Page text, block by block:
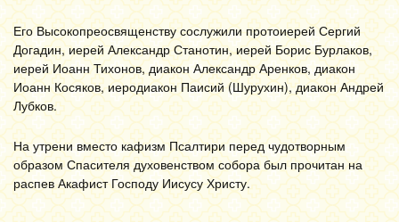
Его Высокопреосвященству сослужили протоиерей Сергий
Догадин, иерей Александр Станотин, иерей Борис Бурлаков,
иерей Иоанн Тихонов, диакон Александр Аренков, диакон
Иоанн Косяков, иеродиакон Паисий (Шурухин), диакон Андрей
Лубков.
На утрени вместо кафизм Псалтири перед чудотворным
образом Спасителя духовенством собора был прочитан на
распев Акафист Господу Иисусу Христу.